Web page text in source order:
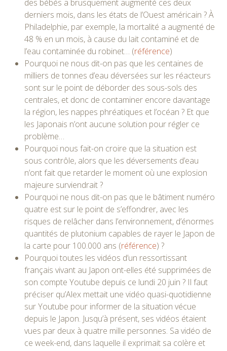
des bébés a brusquement augmenté ces deux
derniers mois, dans les états de l’Ouest américain ? À
Philadelphie, par exemple, la mortalité a augmenté de
48 % en un mois, à cause du lait contaminé et de
l’eau contaminée du robinet… (référence)
Pourquoi ne nous dit-on pas que les centaines de
milliers de tonnes d’eau déversées sur les réacteurs
sont sur le point de déborder des sous-sols des
centrales, et donc de contaminer encore davantage
la région, les nappes phréatiques et l’océan ? Et que
les Japonais n’ont aucune solution pour régler ce
problème…
Pourquoi nous fait-on croire que la situation est
sous contrôle, alors que les déversements d’eau
n’ont fait que retarder le moment où une explosion
majeure surviendrait ?
Pourquoi ne nous dit-on pas que le bâtiment numéro
quatre est sur le point de s’effondrer, avec les
risques de relâcher dans l’environnement, d’énormes
quantités de plutonium capables de rayer le Japon de
la carte pour 100.000 ans (référence) ?
Pourquoi toutes les vidéos d’un ressortissant
français vivant au Japon ont-elles été supprimées de
son compte Youtube depuis ce lundi 20 juin ? Il faut
préciser qu’Alex mettait une vidéo quasi-quotidienne
sur Youtube pour informer de la situation vécue
depuis le Japon. Jusqu’à présent, ses vidéos étaient
vues par deux à quatre mille personnes. Sa vidéo de
ce week-end, dans laquelle il exprimait sa colère et